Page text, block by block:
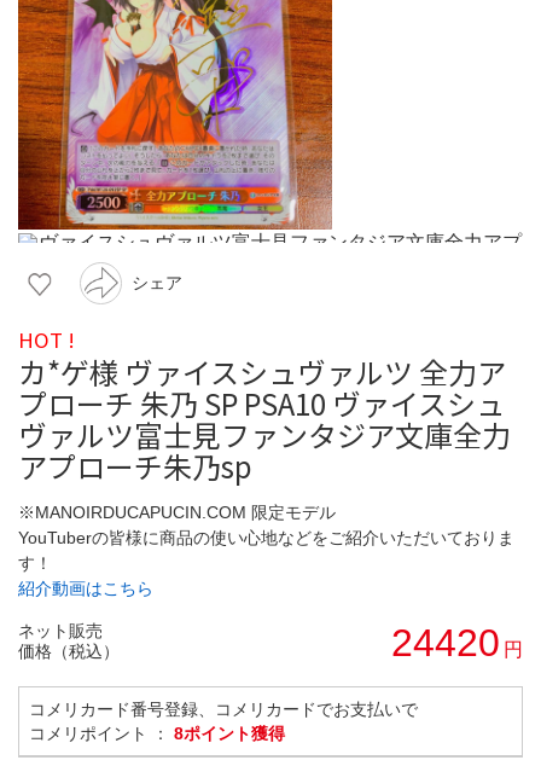
シェア
HOT !
カ*ゲ様 ヴァイスシュヴァルツ 全力ア
プローチ 朱乃 SP PSA10 ヴァイスシュ
ヴァルツ富士見ファンタジア文庫全力
アプローチ朱乃sp
※MANOIRDUCAPUCIN.COM 限定モデル
YouTuberの皆様に商品の使い心地などをご紹介いただいておりま
す！
紹介動画はこちら
ネット販売
価格（税込）
24420 円
コメリカード番号登録、コメリカードでお支払いで
コメリポイント ： 8ポイント獲得